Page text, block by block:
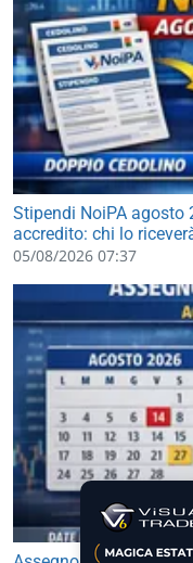
Stipendi NoiPA agosto
accredito: chi lo
05/08/2026 07:37